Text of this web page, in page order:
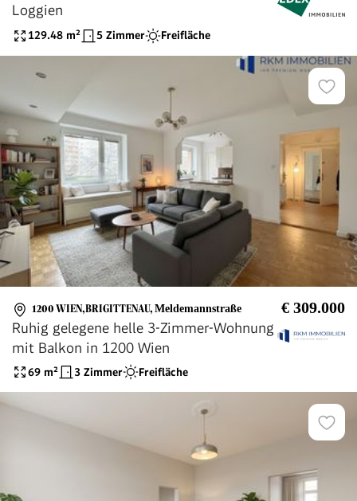
Loggien
129.48 m² 5 Zimmer Freifläche
1200 WIEN,BRIGITTENAU, Meldemannstraße € 309.000
Ruhig gelegene helle 3-Zimmer-Wohnung
mit Balkon in 1200 Wien
69 m² 3 Zimmer Freifläche